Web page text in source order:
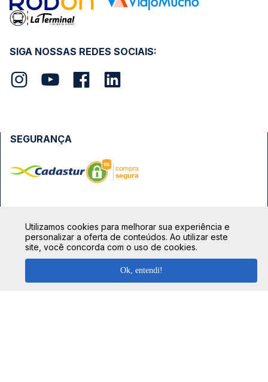
SIGA NOSSAS REDES SOCIAIS:
SEGURANÇA
Utilizamos cookies para melhorar sua experiência e
personalizar a oferta de conteúdos. Ao utilizar este
site, você concorda com o uso de cookies.
Ok, entendi!